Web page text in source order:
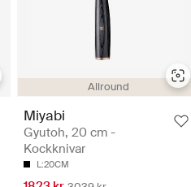
Allround
Miyabi
Gyutoh, 20 cm -
Kockknivar
L:20CM